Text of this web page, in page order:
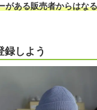
がある販売者からはな
録しよう